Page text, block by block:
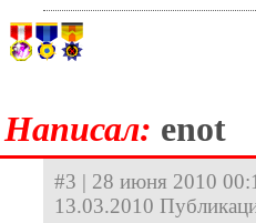
Hаписал: enot
#3 | 28 июня 2010
13.03.2010